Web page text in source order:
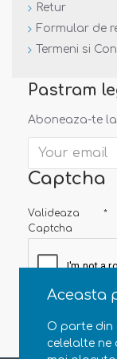
Aceasta
O parte din
celelalte ne
Retur
Formular de
Termeni si
Pastram
Aboneaza-te
Captcha
Valideaza
Captcha